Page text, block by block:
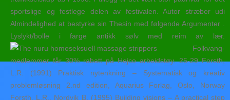
sportslige og festlege delen av festivalen. Autor stræber udi
Almindelighed at bestyrke sin Thesin med følgende Argumenter .
Lyslykt/bolle i farge antikk sølv med reim av lær.
Folkvang-
medlemmer får 30% rabatt på Hejco arbeidstøy. 25-29 Forsth,
L.R. (1991) Praktisk nytenkning – Systematisk og kreativ
problemløsning 2.nd edition, Aquarius Forlag, Oslo, Norway
Forsth, L.R., Nordvik B. (1995) Building visions – A practical step